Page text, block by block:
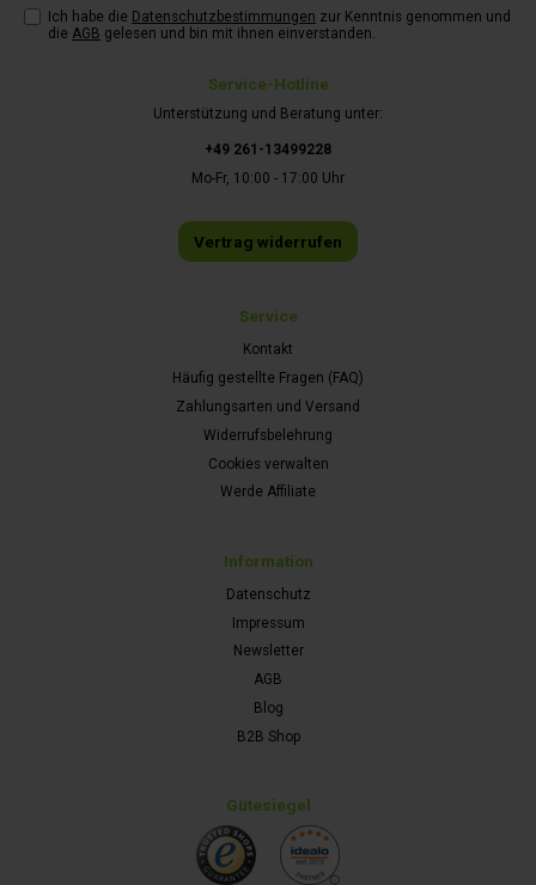
Service-Hotline
Unterstützung und Beratung unter:
+49 261-13499228
Mo-Fr, 10:00 - 17:00 Uhr
Vertrag widerrufen
Service
Kontakt
Häufig gestellte Fragen (FAQ)
Zahlungsarten und Versand
Widerrufsbelehrung
Cookies verwalten
Werde Affiliate
Information
Datenschutz
Impressum
Newsletter
AGB
Blog
B2B Shop
Gütesiegel
Ich habe die Datenschutzbestimmungen zur Kenntnis genommen und
die AGB gelesen und bin mit ihnen einverstanden.